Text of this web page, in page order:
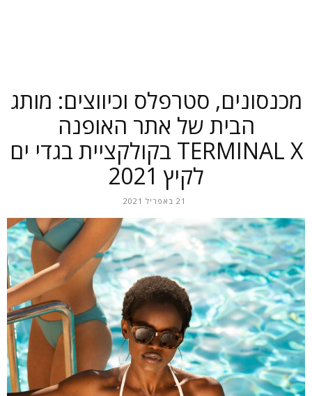
מכנסונים, סטרפלס וכיווצים: מותג
הבית של אתר האופנה
TERMINAL X בקולקציית בגדי ים
לקיץ 2021
21 באפריל 2021